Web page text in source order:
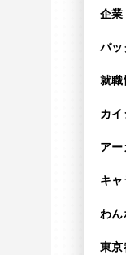
企業
バッ
就職
カ
ア
キ
わん
東京